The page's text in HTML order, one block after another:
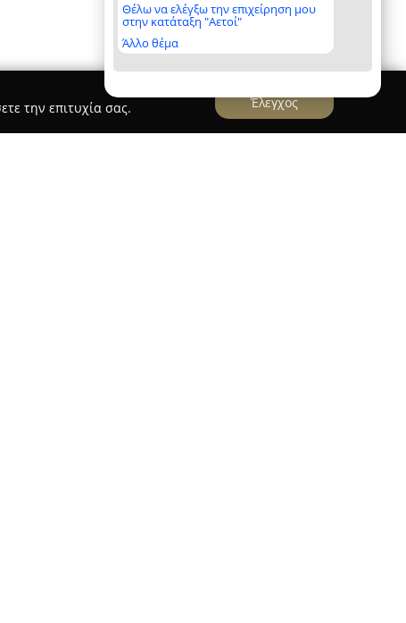
Θέλω να ελέγξω την επιχείρηση μου
στην κατάταξη "Αετοί"
Άλλο θέμα
την επιτυχία σας.
Έλεγχος